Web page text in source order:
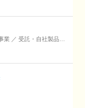
業 ／ 受託・自社製品開